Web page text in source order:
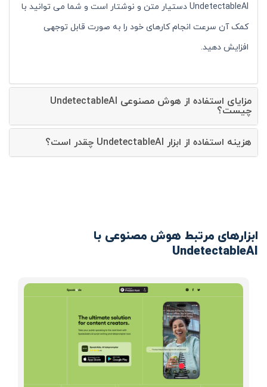
UndetectableAI دستیار متن و نوشتار است و شما می توانید با
کمک آن سرعت انجام کارهای خود را به صورت قابل توجهی
افزایش دهید.
مزایای استفاده از هوش مصنوعی UndetectableAI
چیست؟
هزینه استفاده از ابزار UndetectableAI چقدر است؟
ابزارهای مرتبط هوش مصنوعی با
UndetectableAI